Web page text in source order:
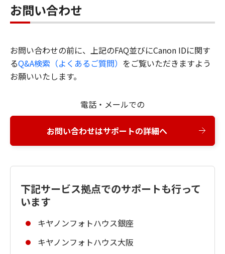
お問い合わせ
お問い合わせの前に、上記のFAQ並びにCanon IDに関す
るQ&A検索（よくあるご質問） をご覧いただきますよう
お願いいたします。
電話・メールでの
お問い合わせはサポートの詳細へ
下記サービス拠点でのサポートも行って
います
キヤノンフォトハウス銀座
キヤノンフォトハウス大阪